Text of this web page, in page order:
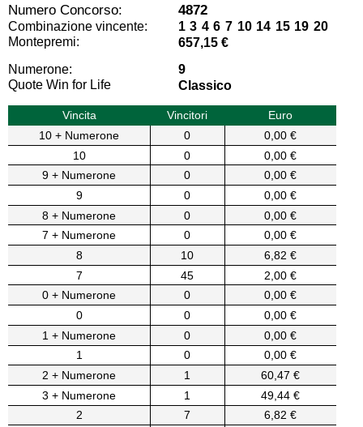
Numero Concorso: 4872
Combinazione vincente:
1 3 4 6 7 10 14 15 19 20
Montepremi:
657,15 €
Numerone:
9
Quote Win for Life
Classico
Vincita Vincitori
Euro
10 + Numerone
0
0,00 €
10
0
0,00 €
9 + Numerone
0
0,00 €
9
0
0,00 €
8 + Numerone
0
0,00 €
7 + Numerone
0
0,00 €
8
10
6,82 €
7
45
2,00 €
0 + Numerone
0
0,00 €
0
0
0,00 €
1 + Numerone
0
0,00 €
1
0
0,00 €
2 + Numerone
1
60,47 €
3 + Numerone
1
49,44 €
2
7
6,82 €